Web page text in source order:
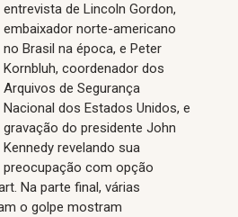
entrevista de Lincoln Gordon,
embaixador norte-americano
no Brasil na época, e Peter
Kornbluh, coordenador dos
Arquivos de Segurança
Nacional dos Estados Unidos, e
gravação do presidente John
Kennedy revelando sua
preocupação com opção
Na parte final, várias
o golpe mostram